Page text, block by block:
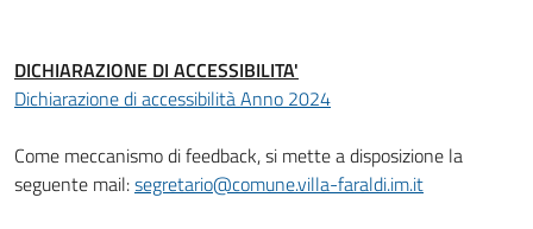
DICHIARAZIONE DI ACCESSIBILITA'
Dichiarazione di accessibilità Anno 2024
Come meccanismo di feedback, si mette a disposizione la
seguente mail:segretario@comune.villa-faraldi.im.it